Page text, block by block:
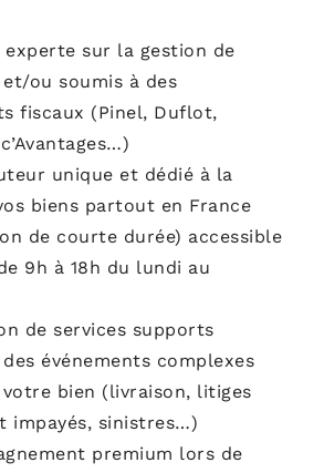
experte sur la gestion de
ou soumis à des
fiscaux (Pinel, Duflot,
…)
unique et dédié à la
biens partout en France
de courte durée) accessible
9h à 18h du lundi au
de services supports
événements complexes
votre bien (livraison, litiges
impayés, sinistres…)
premium lors de